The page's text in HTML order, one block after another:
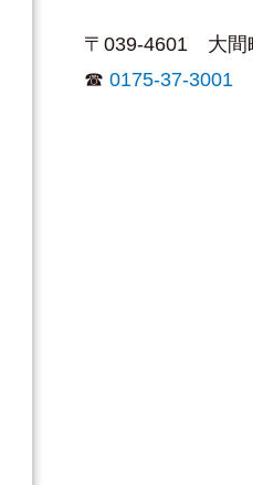
大間町種苗育成セン
〒039-4601 大間
☎ 0175-37-3001